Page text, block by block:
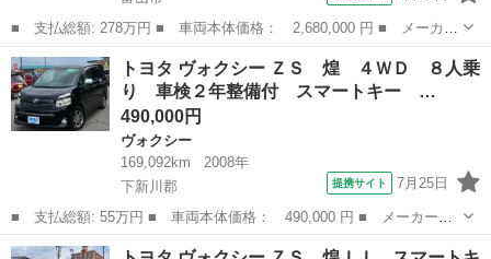
■ 支払総額: 278万円 ■ 車両本体価格： 2,680,000 円 ■ メーカー
名： トヨタ ■ 車種名： ヴォクシー ■ グレード名： ハイブリ
ッドＺＳ 煌ＩＩＩ 社外フルセグナビ Ｂｌｕｅｔｏｏｔｈ セー
フティセン...
富山 富山市 ヴォクシー
トヨタ ヴォクシー ＺＳ 煌 ４ＷＤ ８人乗
り 車検２年整備付 スマートキー …
490,000円
ヴォクシー
169,092km
2008年
下新川郡
提携サイト 7月25日
■ 支払総額: 55万円 ■ 車両本体価格： 490,000 円 ■ メーカー
名： トヨタ ■ 車種名： ヴォクシー ■ グレード名： ＺＳ
富山 下新川郡 ヴォクシー